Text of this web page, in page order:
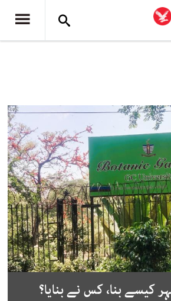
کیسے بنا، کس نے بنایا؟